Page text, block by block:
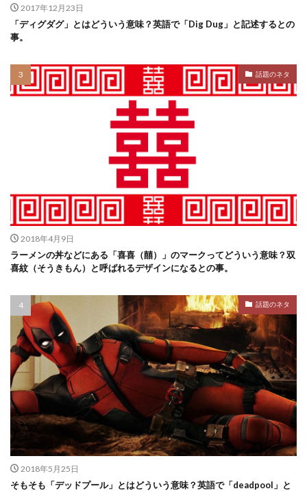
2017年12月23日
「ディグダグ」とはどういう意味？英語で「Dig Dug」と記述するとの
事。
話題のネタ
2018年4月9日
ラーメンの丼などにある「喜喜（囍）」のマークってどういう意味？双
喜紋（そうきもん）と呼ばれるデザインになるとの事。
話題のネタ
2018年5月25日
そもそも「デッドプール」とはどういう意味？英語で「deadpool」と